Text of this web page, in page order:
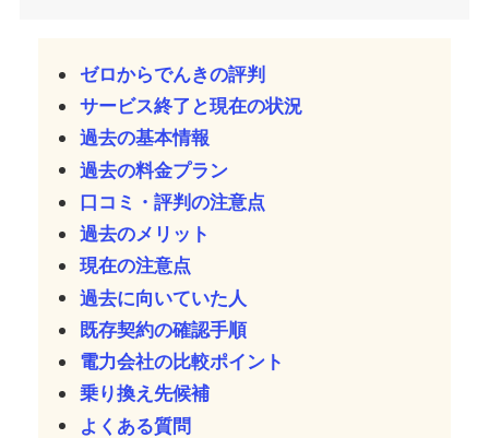
ゼロからでんきの評判
サービス終了と現在の状況
過去の基本情報
過去の料金プラン
口コミ・評判の注意点
過去のメリット
現在の注意点
過去に向いていた人
既存契約の確認手順
電力会社の比較ポイント
乗り換え先候補
よくある質問